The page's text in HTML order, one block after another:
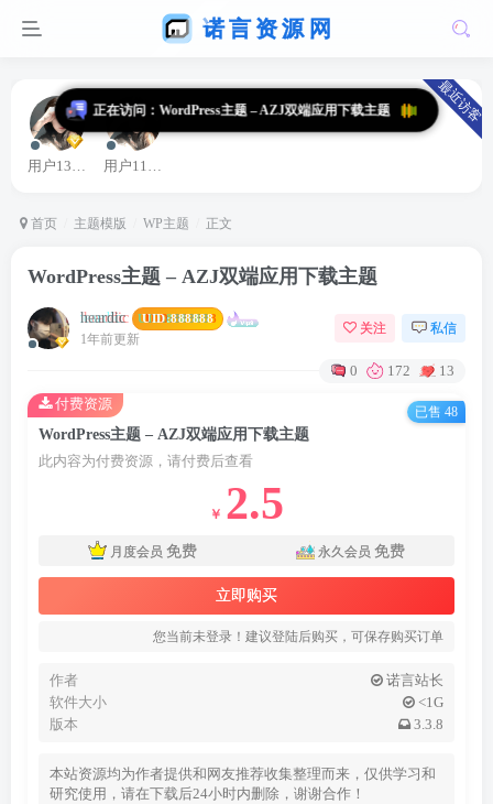
最近访客
用户13363664 用户11161329
首页 主题模版 WP主题 正文
WordPress主题 – AZJ双端应用下载主题
heardic UID:888888
1年前更新
关注 私信
0 172 13
WordPress主题 – AZJ双端应用下载主题
此内容为付费资源，请付费后查看
￥ 2.5
月度会员 免费 永久会员 免费
立即购买
您当前未登录！建议登陆后购买，可保存购买订单
作者
诺言站长
软件大小
<1G
版本
3.3.8
本站资源均为作者提供和网友推荐收集整理而来，仅供学习和
研究使用，请在下载后24小时内删除，谢谢合作！
付费资源
已售 48